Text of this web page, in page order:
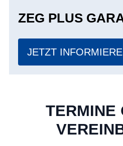
ZEG PLUS
JETZT
TERMINE